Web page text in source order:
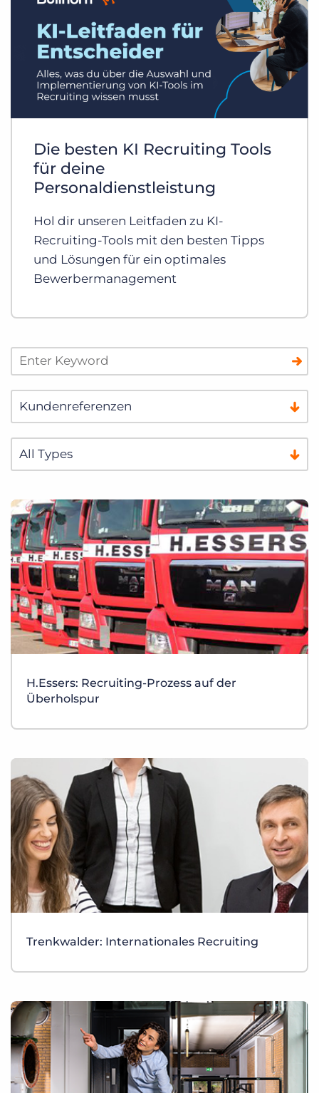
Die besten KI Recruiting Tools
für deine
Personaldienstleistung
Hol dir unseren Leitfaden zu KI-
Recruiting-Tools mit den besten Tipps
und Lösungen für ein optimales
Bewerbermanagement
H.Essers: Recruiting-Prozess auf der
Überholspur
Trenkwalder: Internationales Recruiting